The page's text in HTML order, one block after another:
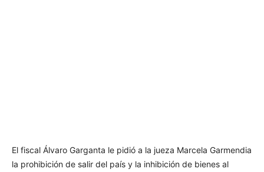
El fiscal Álvaro Garganta le pidió a la jueza Marcela Garmendia
la prohibición de salir del país y la inhibición de bienes al